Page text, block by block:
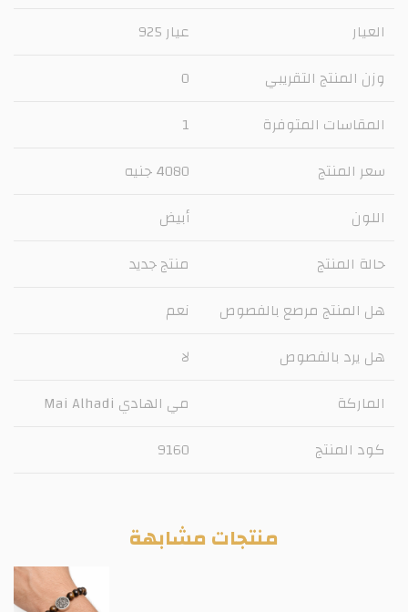
العيار
عيار 925
وزن المنتج التقريبي
0
المقاسات المتوفرة
1
سعر المنتج
4080 جنيه
اللون
أبيض
حالة المنتج
منتج جديد
هل المنتج مرصع بالفصوص
نعم
هل يرد بالفصوص
لا
الماركة
مي الهادي Mai Alhadi
كود المنتج
9160
منتجات مشابهة